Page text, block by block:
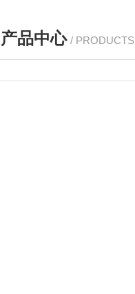
产品中心 / PRODUCTS